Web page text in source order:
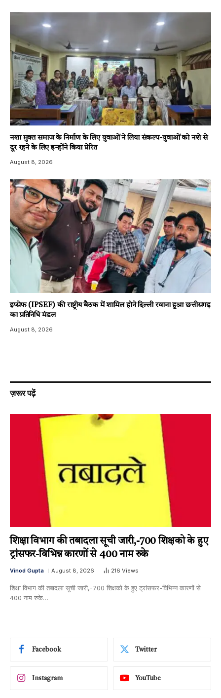
नशा मुक्त समाज के निर्माण के लिए युवाओं ने लिया संकल्प-युवाओं को नशे से
दूर रहने के लिए इन्होंने किया प्रेरित
August 8, 2026
इप्सेफ (IPSEF) की राष्ट्रीय बैठक में शामिल होने दिल्ली रवाना हुआ छत्तीसगढ़
का प्रतिनिधि मंडल
August 8, 2026
ज़रूर पढ़ें
शिक्षा विभाग की तबादला सूची जारी,-700 शिक्षको के हुए
ट्रांसफर-विभिन्न कारणों से 400 नाम रुके
Vinod Gupta August 8, 2026 216 Views
शिक्षा विभाग की तबादला सूची जारी,-700 शिक्षको के हुए ट्रांसफर-विभिन्न कारणों से
400 नाम रुके…
Facebook Twitter
Instagram YouTube